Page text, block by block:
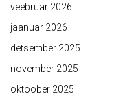
veebruar 2026
jaanuar 2026
detsember 2025
november 2025
oktoober 2025